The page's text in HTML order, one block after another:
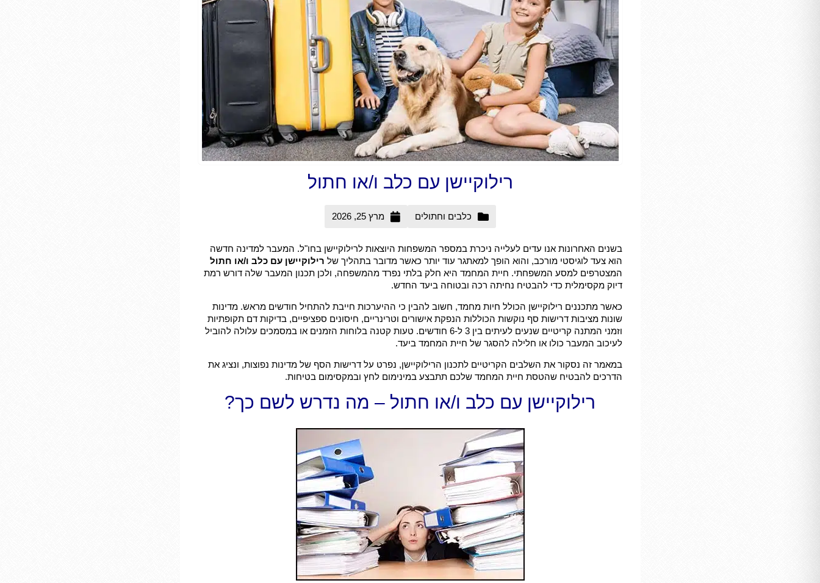
רילוקיישן עם כלב ו/או חתול
כלבים וחתולים מרץ 25, 2026
בשנים האחרונות אנו עדים לעלייה ניכרת במספר המשפחות היוצאות לרילוקיישן בחו"ל. המעבר למדינה חדשה
הוא צעד לוגיסטי מורכב, והוא הופך למאתגר עוד יותר כאשר מדובר בתהליך של רילוקיישן עם כלב ו/או חתול
המצטרפים למסע המשפחתי. חיית המחמד היא חלק בלתי נפרד מהמשפחה, ולכן תכנון המעבר שלה דורש רמת
דיוק מקסימלית כדי להבטיח נחיתה רכה ובטוחה ביעד החדש.
כאשר מתכננים רילוקיישן הכולל חיות מחמד, חשוב להבין כי ההיערכות חייבת להתחיל חודשים מראש. מדינות
שונות מציבות דרישות סף נוקשות הכוללות הנפקת אישורים וטרינריים, חיסונים ספציפיים, בדיקות דם תקופתיות
וזמני המתנה קריטיים שנעים לעיתים בין 3 ל-6 חודשים. טעות קטנה בלוחות הזמנים או במסמכים עלולה להוביל
לעיכוב המעבר כולו או חלילה להסגר של חיית המחמד ביעד.
במאמר זה נסקור את השלבים הקריטיים לתכנון הרילוקיישן, נפרט על דרישות הסף של מדינות נפוצות, ונציג את
הדרכים להבטיח שהטסת חיית המחמד שלכם תתבצע במינימום לחץ ובמקסימום בטיחות.
רילוקיישן עם כלב ו/או חתול – מה נדרש לשם כך?